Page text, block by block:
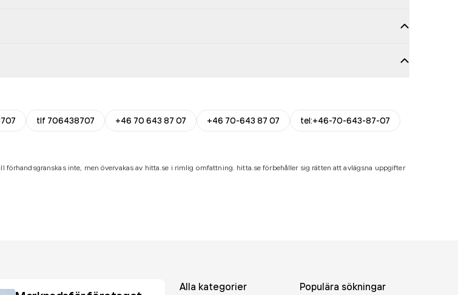
tlf 706438707 +46 70 643 87 07 +46 70-643 87 07
tel:+46-70-643-87-07
inte, men övervakas av hitta.se i rimlig omfattning. hitta.se förbehåller sig rätten att avlägsna uppgifter
Alla kategorier Populära sökningar